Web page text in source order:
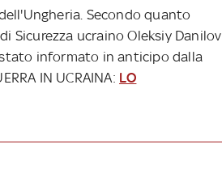
Secondo quanto
Sicurezza ucraino Oleksiy Danilov
informato in anticipo dalla
IN UCRAINA: LO